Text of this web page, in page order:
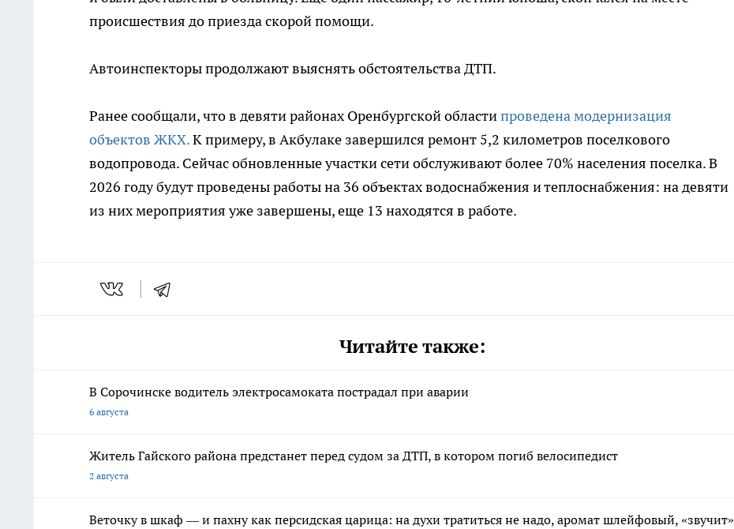
происшествия до приезда скорой помощи.
Автоинспекторы продолжают выяснять обстоятельства ДТП.
Ранее сообщали, что в девяти районах Оренбургской областипроведена модернизация
объектов ЖКХ.К примеру, в Акбулаке завершился ремонт 5,2 километров поселкового
водопровода. Сейчас обновленные участки сети обслуживают более 70% населения поселка. В
2026 году будут проведены работы на 36 объектах водоснабжения и теплоснабжения: на девяти
из них мероприятия уже завершены, еще 13 находятся в работе.
Читайте также:
В Сорочинске водитель электросамоката пострадал при аварии
6 августа
Житель Гайского района предстанет перед судом за ДТП, в котором погиб велосипедист
2 августа
Веточку в шкаф — и пахну как персидская царица: на духи тратиться не надо, аромат шлейфовый, «звучит»